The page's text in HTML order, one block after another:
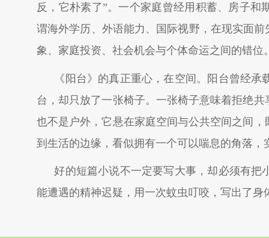
反，它朴素了”。一个家庭曾经用积蓄、房子
谓海外学历、外语能力、国际视野，在现实面
象、家庭投资、社会机会与个体命运之间的错位
《阳台》的真正重心，在空间。阳台曾经
台，却只放了一张椅子。一张椅子意味着拒绝
也不是户外，它悬在家庭空间与公共空间之间
到生活的边缘，看似拥有一个可以喘息的角落
好的短篇小说不一定要写大事，却必须有把
能遭遇的精神迟疑，用一次蚊虫叮咬，写出了